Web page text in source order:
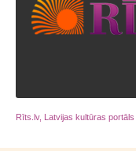
Rīts.lv, Latvijas kultūras portāls